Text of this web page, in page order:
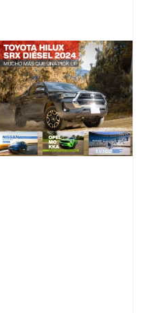
Follow